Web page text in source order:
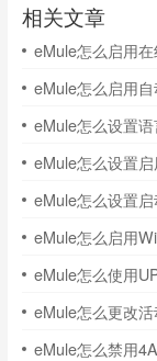
相关文章
eMule怎么启用
eMule怎么更改